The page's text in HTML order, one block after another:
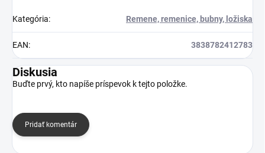
Kategória: Remene, remenice, bubny, ložiska
EAN: 3838782412783
Diskusia
Buďte prvý, kto napíše príspevok k tejto položke.
Pridať komentár